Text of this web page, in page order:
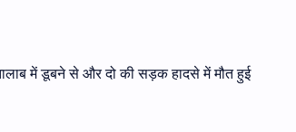
में डूबने से और दो की सड़क हादसे में मौत हुई